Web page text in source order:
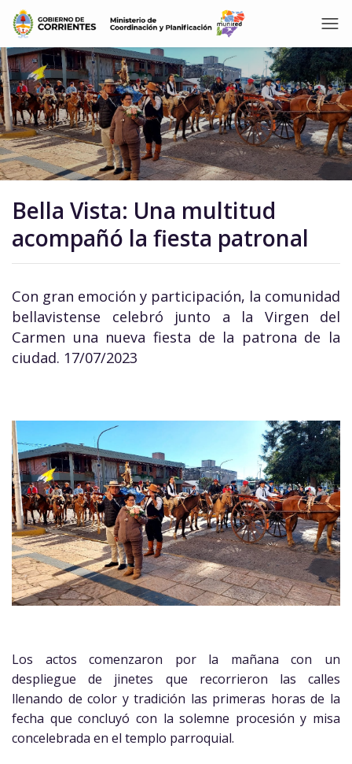
Bella Vista: Una multitud
acompañó la fiesta patronal
Con gran emoción y participación, la comunidad
bellavistense celebró junto a la Virgen del
Carmen una nueva fiesta de la patrona de la
ciudad. 17/07/2023
Los actos comenzaron por la mañana con un
despliegue de jinetes que recorrieron las calles
llenando de color y tradición las primeras horas de la
fecha que concluyó con la solemne procesión y misa
concelebrada en el templo parroquial.